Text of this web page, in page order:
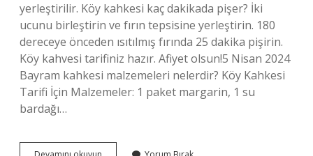
yerleştirilir. Köy kahkesi kaç dakikada pişer? İki
ucunu birleştirin ve fırın tepsisine yerleştirin. 180
dereceye önceden ısıtılmış fırında 25 dakika pişirin.
Köy kahvesi tarifiniz hazır. Afiyet olsun!5 Nisan 2024
Bayram kahkesi malzemeleri nelerdir? Köy Kahkesi
Tarifi İçin Malzemeler: 1 paket margarin, 1 su
bardağı…